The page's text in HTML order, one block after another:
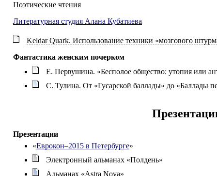
Поэтические чтения
Литературная студия Алана Кубатиева
Keldar Quark. Использование техники «мозгового
Фантастика женским почерком
Е. Первушина. «Бесполое общество: утопия или
С. Тулина. От «Гусарской баллады» до «Баллады
Презентации
«Еврокон–2015 в Петербурге»
Электронный альманах «Полдень»
Альманах «Astra Nova»